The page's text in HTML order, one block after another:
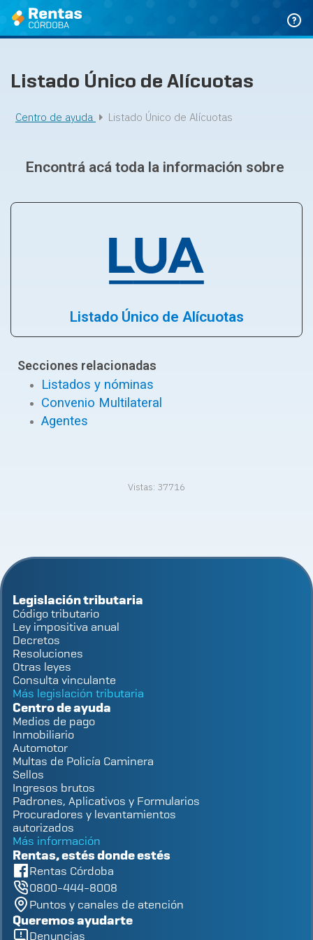
contenido
Listado Único de Alícuotas
Centro de ayuda Listado Único de Alícuotas
Encontrá acá toda la información sobre ​
Listado Único de Alícuotas
Secciones relacionadas
Listados y nóminas
Convenio Multilateral
Agentes
Vistas: 37716